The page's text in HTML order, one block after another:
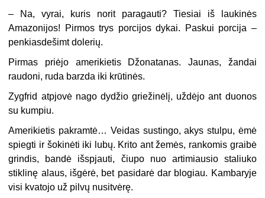
– Na, vyrai, kuris norit paragauti? Tiesiai iš laukinės
Amazonijos! Pirmos trys porcijos dykai. Paskui porcija –
penkiasdešimt dolerių.
Pirmas priėjo amerikietis Džonatanas. Jaunas, žandai
raudoni, ruda barzda iki krūtinės.
Zygfrid atpjovė nago dydžio griežinėlį, uždėjo ant duonos
su kumpiu.
Amerikietis pakramtė… Veidas sustingo, akys stulpu, ėmė
spiegti ir šokinėti iki lubų. Krito ant žemės, rankomis graibė
grindis, bandė išspjauti, čiupo nuo artimiausio staliuko
stiklinę alaus, išgėrė, bet pasidarė dar blogiau. Kambaryje
visi kvatojo už pilvų nusitvėrę.